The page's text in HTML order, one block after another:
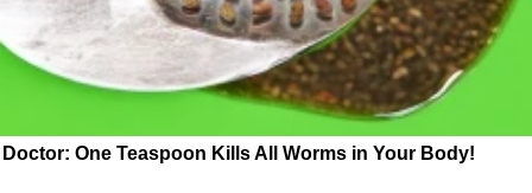
Doctor: One Teaspoon Kills All Worms in Your Body!